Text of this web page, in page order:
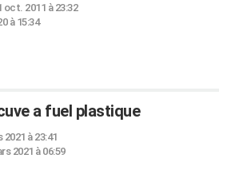
oct. 2011 à 23:32
à 15:34
a fuel plastique
2021 à 23:41
2021 à 06:59